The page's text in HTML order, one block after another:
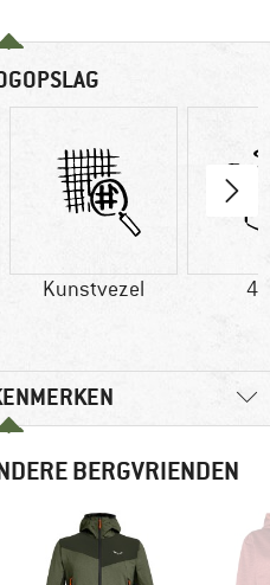
Kunstvezel
BERGVRIENDEN